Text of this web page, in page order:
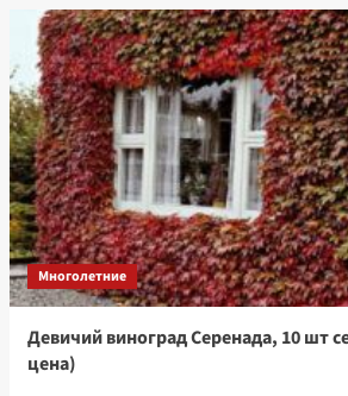
Многолетние
Девичий виноград Серенада, 10 шт
цена)